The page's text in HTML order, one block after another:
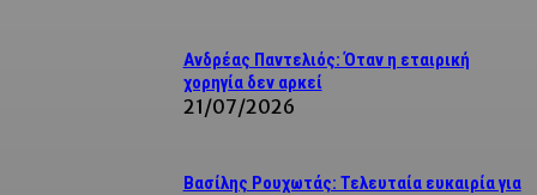
Ανδρέας Παντελιός: Όταν η εταιρική
χορηγία δεν αρκεί
21/07/2026
Βασίλης Ρουχωτάς: Τελευταία ευκαιρία για